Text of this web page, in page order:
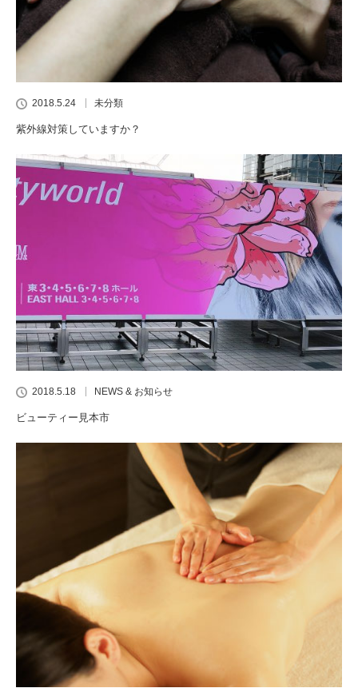
2018.5.24 未分類
紫外線対策していますか？
2018.5.18 NEWS & お知らせ
ビューティー見本市